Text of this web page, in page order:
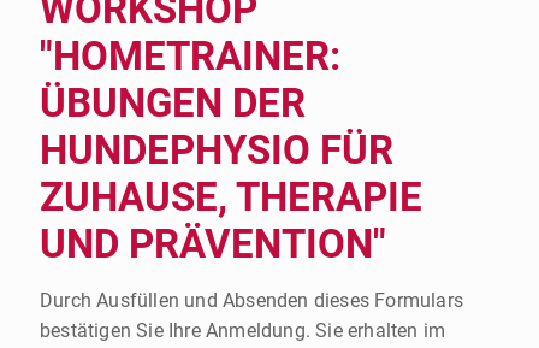
"HOMETRAINER:
ÜBUNGEN DER
HUNDEPHYSIO FÜR
ZUHAUSE, THERAPIE
UND PRÄVENTION"
Durch Ausfüllen und Absenden dieses Formulars
bestätigen Sie Ihre Anmeldung. Sie erhalten im